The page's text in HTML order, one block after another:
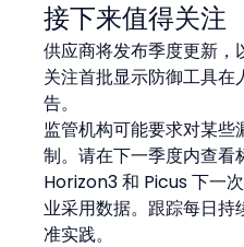
接下来值得关注
供应商将发布季度更新，
关注首批显示防御工具
告。
监管机构可能要求对某些
制。请在下一季度内查看
Horizon3 和 Picus 下一
业采用数据。跟踪每日
准实践。